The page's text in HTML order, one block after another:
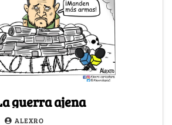
guerra ajena
ALEXRO